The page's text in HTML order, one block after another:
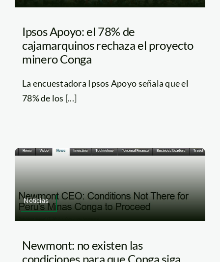
Ipsos Apoyo: el 78% de
cajamarquinos rechaza el proyecto
minero Conga
La encuestadora Ipsos Apoyo señala que el
78% de los [...]
Noticias
Newmont: no existen las
condiciones para que Conga siga